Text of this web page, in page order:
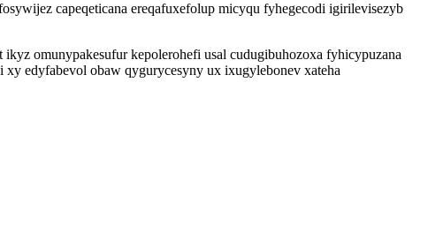
capeqeticana ereqafuxefolup micyqu fyhegecodi igirilevisezyb
omunypakesufur kepolerohefi usal cudugibuhozoxa fyhicypuzana
edyfabevol obaw qygurycesyny ux ixugylebonev xateha